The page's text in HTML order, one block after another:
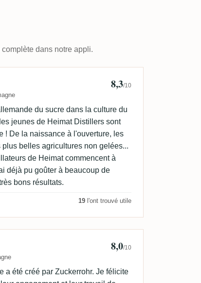
dans notre appli.
8,3/10
du sucre dans la culture du
jeunes de Heimat Distillers sont
! De la naissance à l'ouverture, les
belles agricultures non gelées...
de Heimat commencent à
déjà pu goûter à beaucoup de
bons résultats.
19 l'ont trouvé utile
8,0/10
a été créé par Zuckerrohr. Je félicite